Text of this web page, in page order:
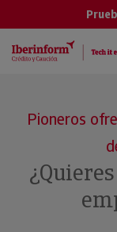
Pioneros